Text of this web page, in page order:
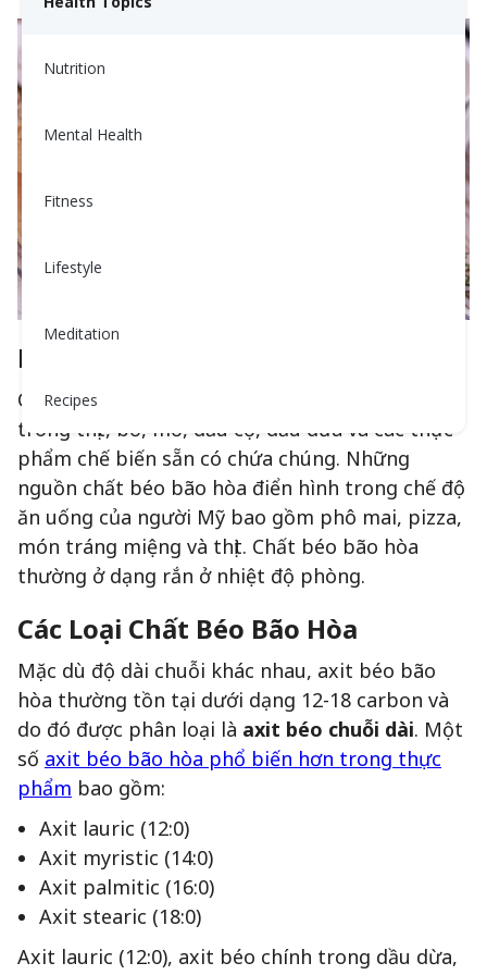
Nutrition
Mental Health
Fitness
Lifestyle
Meditation
Recipes
Nguồn Thực Phẩm Thông Thường
Các chất béo bão hòa có thể được tìm thấy
trong thịt, bơ, mỡ, dầu cọ, dầu dừa và các thực
phẩm chế biến sẵn có chứa chúng. Những
nguồn chất béo bão hòa điển hình trong chế độ
ăn uống của người Mỹ bao gồm phô mai, pizza,
món tráng miệng và thịt. Chất béo bão hòa
thường ở dạng rắn ở nhiệt độ phòng.
Các Loại Chất Béo Bão Hòa
Mặc dù độ dài chuỗi khác nhau, axit béo bão
hòa thường tồn tại dưới dạng 12-18 carbon và
do đó được phân loại là axit béo chuỗi dài. Một
số axit béo bão hòa phổ biến hơn trong thực
phẩm bao gồm:
Axit lauric (12:0)
Axit myristic (14:0)
Axit palmitic (16:0)
Axit stearic (18:0)
Axit lauric (12:0), axit béo chính trong dầu dừa,